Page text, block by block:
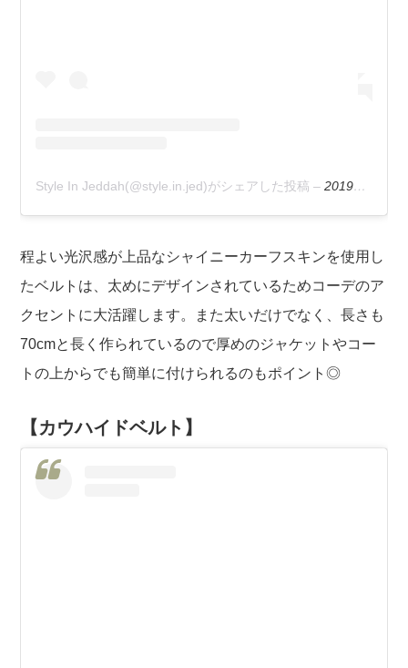
Style In Jeddah(@style.in.jed)がシェアした投稿 –2019年 8月月16日午後2時21分PDT
程よい光沢感が上品なシャイニーカーフスキンを使用し
たベルトは、太めにデザインされているためコーデのア
クセントに大活躍します。また太いだけでなく、長さも
70cmと長く作られているので厚めのジャケットやコー
トの上からでも簡単に付けられるのもポイント◎
【カウハイドベルト】